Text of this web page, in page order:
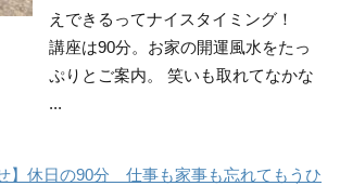
えできるってナイスタイミング！
講座は90分。お家の開運風水をたっ
ぷりとご案内。 笑いも取れてなかな
...
】休日の90分 仕事も家事も忘れてもうひ